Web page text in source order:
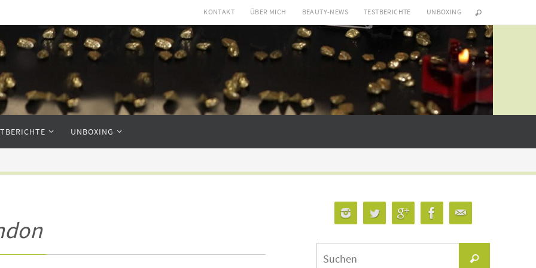
KONTAKT ÜBER MICH BEAUTY-NEWS TESTBERICHTE UNBOXING
UNBOXING
Suchen